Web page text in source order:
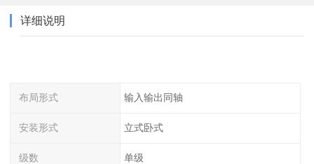
详细说明
布局形式 输入输出同轴
安装形式 立式卧式
级数 单级